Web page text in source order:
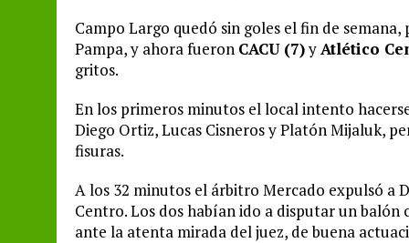
Campo Largo quedó sin goles el fin de
Pampa, y ahora fueron CACU (7)yAtlético
gritos.
En los primeros minutos el local intento
Diego Ortiz, Lucas Cisneros y Platón Mijaluk,
fisuras.
A los 32 minutos el árbitro Mercado expulsó a
Centro. Los dos habían ido a disputar un
ante la atenta mirada del juez, de buena